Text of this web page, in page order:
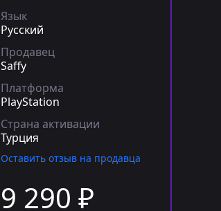
Язык
Русский
Продавец
Saffy
Платформа
PlayStation
Страна активации
Турция
Оставить отзыв на продавца
9 290 ₽